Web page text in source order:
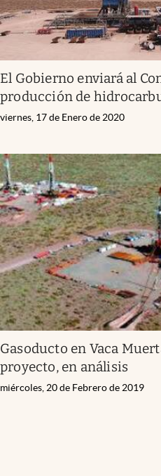
El Gobierno enviará al
producción de
viernes, 17 de Enero de 2020
Gasoducto en Vaca
proyecto, en análisis
miércoles, 20 de Febrero de 2019